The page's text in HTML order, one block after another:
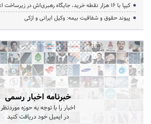
کیپا با ۱۶ هزار نقطه خرید، جایگاه رهبری‌اش در زیرساخت اعتباری را تثبیت کرد
پیوند حقوق و شفافیت بیمه: وکیل ایرانی و ازکی
خبرنامه اخبار رسمی
اخبار را با توجه به حوزه موردنظر
در ایمیل خود دریافت کنید